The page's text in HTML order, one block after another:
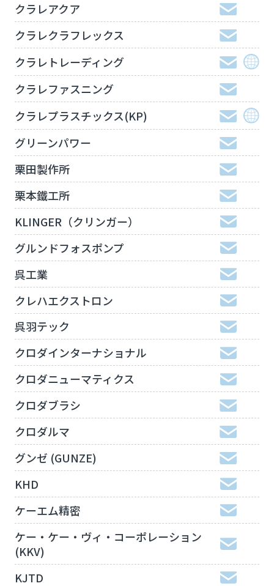
クラレアクア
クラレクラフレックス
クラレトレーディング
クラレファスニング
クラレプラスチックス(KP)
グリーンパワー
栗田製作所
栗本鐵工所
KLINGER（クリンガー）
グルンドフォスポンプ
呉工業
クレハエクストロン
呉羽テック
クロダインターナショナル
クロダニューマティクス
クロダブラシ
クロダルマ
グンゼ (GUNZE)
KHD
ケーエム精密
ケー・ケー・ヴィ・コーポレーション
(KKV)
KJTD